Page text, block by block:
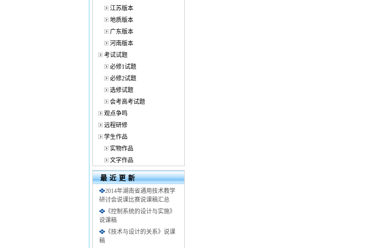
江苏版本
地质版本
广东版本
河南版本
考试试题
必修1试题
必修2试题
选修试题
会考高考试题
观点争鸣
远程研修
学生作品
实物作品
文字作品
最近更新
2014年湖南省通用技术教学
研讨会说课比赛说课稿汇总
《控制系统的设计与实施》
说课稿
《技术与设计的关系》说课
稿